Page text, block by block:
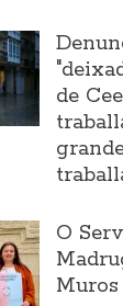
de
O